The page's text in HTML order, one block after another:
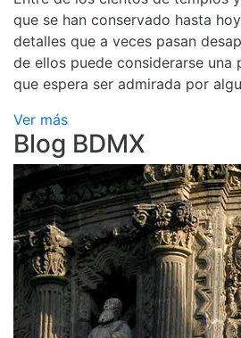
que se han conservado hasta
detalles que a veces pasan
de ellos puede considerarse una
que espera ser admirada por
Ver más
Blog BDMX